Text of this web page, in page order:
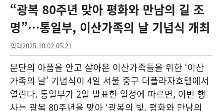
“광복 80주년 맞아 평화와 만남의 길 조
명”…통일부, 이산가족의 날 기념식 개최
입력2025.10.02 05:21
분단의 아픔을 안고 살아온 이산가족들을 위한 ‘이산
가족의 날’ 기념식이 4일 서울 중구 더플라자호텔에서
열린다. 통일부가 2일 발표한 일정에 따르면, 이번 행
사는 광복 80주년을 맞아 ‘광복의 빛, 평화와 만남의